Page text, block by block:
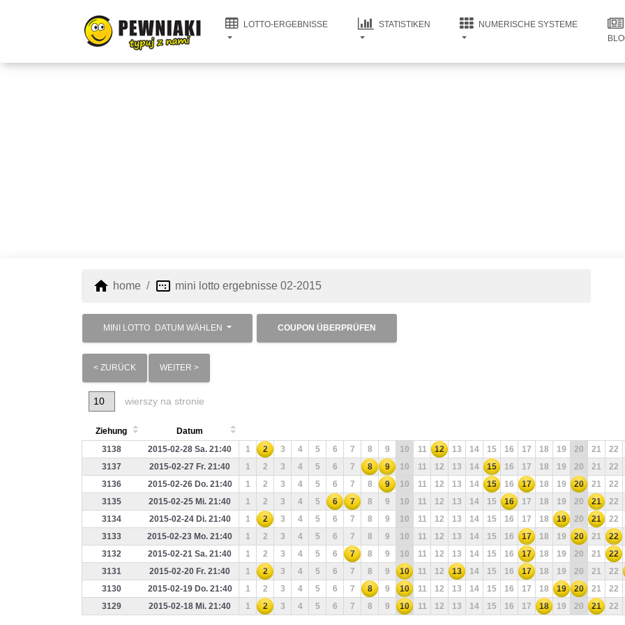
LOTTO-ERGEBNISSE STATISTIKEN
NUMERISCHE SYSTEME
home home image_aspect_ratio mini lotto ergebnisse 02-2015
MINI LOTTO DATUM WÄHLEN COUPON ÜBERPRÜFEN
< ZURÜCK WEITER >
wierszy na stronie
Ziehung
Datum
3138
2015-02-28 Sa. 21:40 1 2 3 4 5 6 7 8 9 10 11 12 13 14 15 16 17 18 19 20 21 22
3137
2015-02-27 Fr. 21:40 1 2 3 4 5 6 7 8 9 10 11 12 13 14 15 16 17 18 19 20 21 22
3136
2015-02-26 Do. 21:40 1 2 3 4 5 6 7 8 9 10 11 12 13 14 15 16 17 18 19 20 21 22
3135
2015-02-25 Mi. 21:40 1 2 3 4 5 6 7 8 9 10 11 12 13 14 15 16 17 18 19 20 21 22
3134
2015-02-24 Di. 21:40 1 2 3 4 5 6 7 8 9 10 11 12 13 14 15 16 17 18 19 20 21 22
3133
2015-02-23 Mo. 21:40 1 2 3 4 5 6 7 8 9 10 11 12 13 14 15 16 17 18 19 20 21 22
3132
2015-02-21 Sa. 21:40 1 2 3 4 5 6 7 8 9 10 11 12 13 14 15 16 17 18 19 20 21 22
3131
2015-02-20 Fr. 21:40 1 2 3 4 5 6 7 8 9 10 11 12 13 14 15 16 17 18 19 20 21 22
3130
2015-02-19 Do. 21:40 1 2 3 4 5 6 7 8 9 10 11 12 13 14 15 16 17 18 19 20 21 22
3129
2015-02-18 Mi. 21:40 1 2 3 4 5 6 7 8 9 10 11 12 13 14 15 16 17 18 19 20 21 22